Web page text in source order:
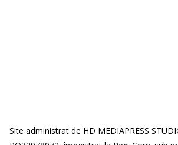
Site administrat de HD MEDIAPRESS